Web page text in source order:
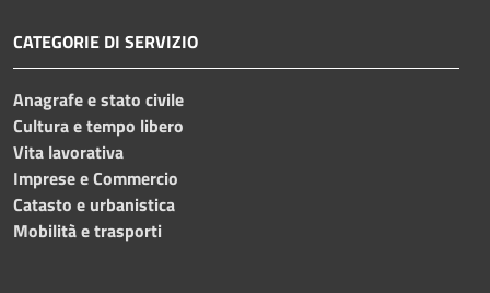
CATEGORIE DI SERVIZIO
Anagrafe e stato civile
Cultura e tempo libero
Vita lavorativa
Imprese e Commercio
Catasto e urbanistica
Mobilità e trasporti